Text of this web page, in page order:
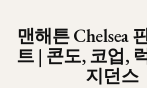
맨해튼 Chelsea
트 | 콘도, 코업,
지던스